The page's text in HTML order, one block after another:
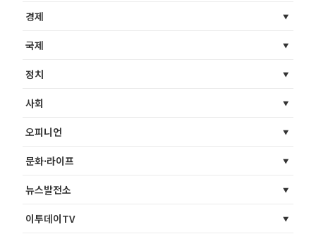
경제
국제
정치
사회
오피니언
문화·라이프
뉴스발전소
이투데이TV